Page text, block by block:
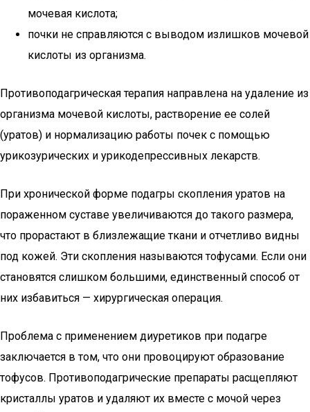
мочевая кислота;
почки не справляются с выводом излишков мочевой
кислоты из организма.
Противоподагрическая терапия направлена на удаление из
организма мочевой кислоты, растворение ее солей
(уратов) и нормализацию работы почек с помощью
урикозурических и урикодепрессивных лекарств.
При хронической форме подагры скопления уратов на
пораженном суставе увеличиваются до такого размера,
что прорастают в близлежащие ткани и отчетливо видны
под кожей. Эти скопления называются тофусами. Если они
становятся слишком большими, единственный способ от
них избавиться — хирургическая операция.
Проблема с применением диуретиков при подагре
заключается в том, что они провоцируют образование
тофусов. Противоподагрические препараты расщепляют
кристаллы уратов и удаляют их вместе с мочой через